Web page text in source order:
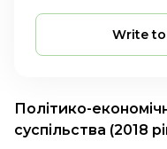
Політико-
суспільства (2018
Write